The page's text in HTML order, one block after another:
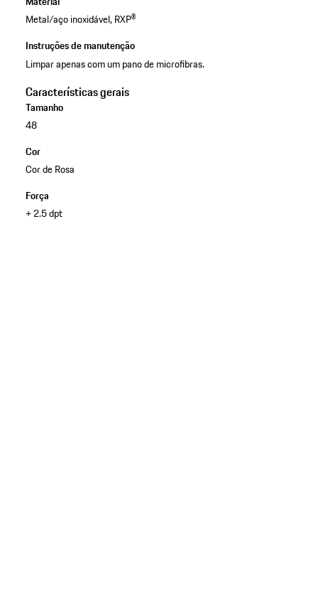
Metal/aço inoxidável, RXP®
Instruções de manutenção
Limpar apenas com um pano de microfibras.
Características gerais
Tamanho
48
Cor
Cor de Rosa
Força
+ 2.5 dpt